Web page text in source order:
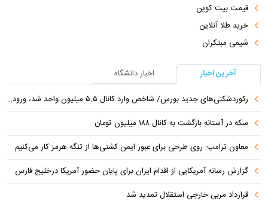
قیمت بیت کوین
خرید طلا آنلاین
شیمی مبتکران
آخرین اخبار
اخبار دانشگاه
رکوردشکنی‌های جدید بورس/ شاخص وارد کانال ۵.۵ میلیون واحد شد، ورود ۹ همت پول حقیقی
سکه در آستانه بازگشت به کانال ۱۸۸ میلیون تومان
معاون ترامپ: روی طرحی برای عبور ایمن کشتی‌ها از تنگه هرمز کار می‌کنیم
گزارش رسانه آمریکایی از اقدام ایران برای پایان حضور آمریکا درخلیج فارس
قرارداد مربی خارجی استقلال تمدید شد